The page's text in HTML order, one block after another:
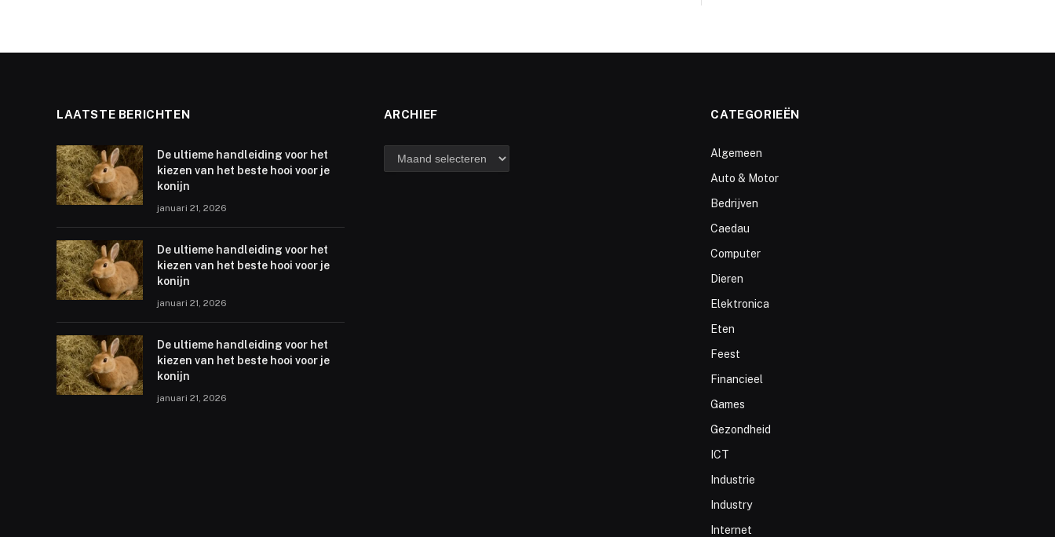
LAATSTE BERICHTEN
De ultieme handleiding voor het
kiezen van het beste hooi voor je
konijn
januari 21, 2026
De ultieme handleiding voor het
kiezen van het beste hooi voor je
konijn
januari 21, 2026
De ultieme handleiding voor het
kiezen van het beste hooi voor je
konijn
januari 21, 2026
ARCHIEF
archief
CATEGORIEËN
Algemeen
Auto & Motor
Bedrijven
Caedau
Computer
Dieren
Elektronica
Eten
Feest
Financieel
Games
Gezondheid
ICT
Industrie
Industry
Internet